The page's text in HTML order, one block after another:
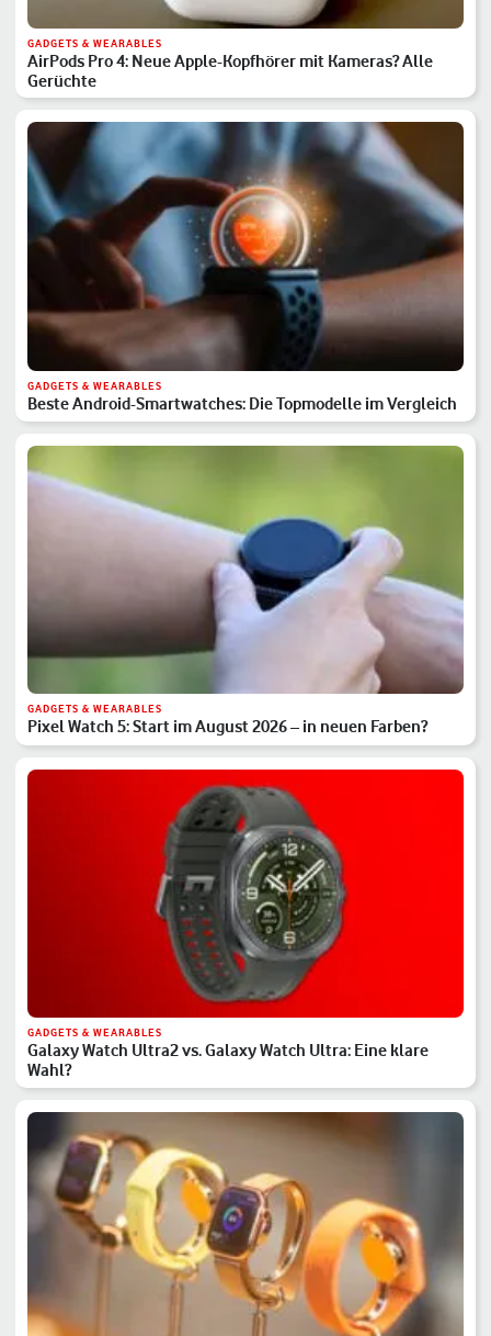
GADGETS & WEARABLES
AirPods Pro 4: Neue Apple-Kopfhörer mit Kameras? Alle
Gerüchte
GADGETS & WEARABLES
Beste Android-Smartwatches: Die Topmodelle im Vergleich
GADGETS & WEARABLES
Pixel Watch 5: Start im August 2026 – in neuen Farben?
GADGETS & WEARABLES
Galaxy Watch Ultra2 vs. Galaxy Watch Ultra: Eine klare
Wahl?